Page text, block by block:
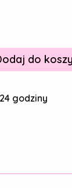
do
24 godziny